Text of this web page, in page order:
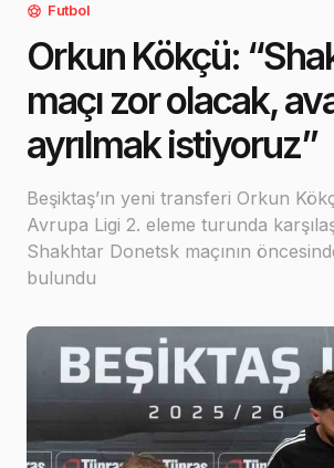
Futbol
Orkun Kökçü:
maçı zor olacak,
ayrılmak istiyoruz”
Beşiktaş’ın yeni transferi Orkun
Avrupa Ligi 2. eleme turunda
Shakhtar Donetsk maçının
bulundu